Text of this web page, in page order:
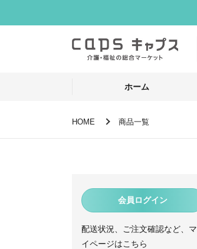
ホーム
HOME 商品一覧
会員ログイン
配送状況、ご注文確認など、マ
イページはこちら